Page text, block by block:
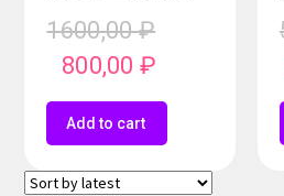
1600,00₽
800,00₽
Add to cart